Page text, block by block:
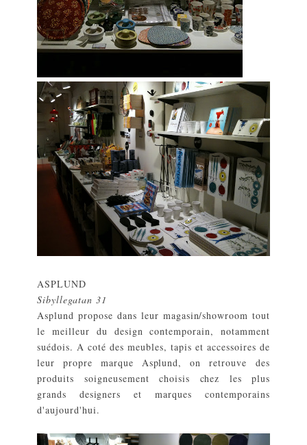
ASPLUND
Sibyllegatan 31
Asplund propose dans leur magasin/showroom tout
le meilleur du design contemporain, notamment
suédois. A coté des meubles, tapis et accessoires de
leur propre marque Asplund, on retrouve des
produits soigneusement choisis chez les plus
grands designers et marques contemporains
d'aujourd'hui.